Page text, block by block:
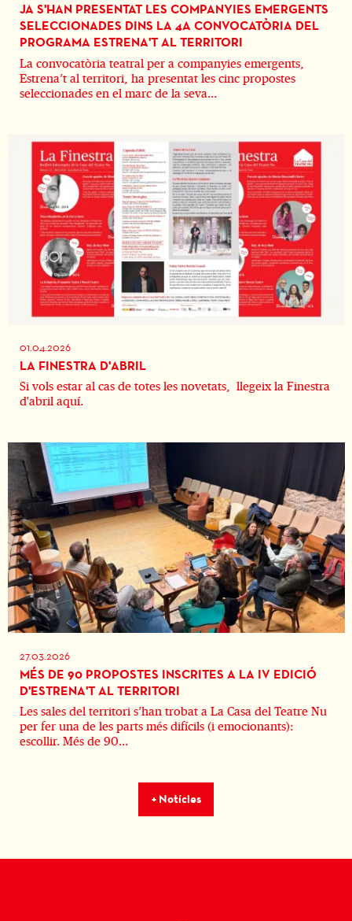
JA S'HAN PRESENTAT LES COMPANYIES EMERGENTS
SELECCIONADES DINS LA 4A CONVOCATÒRIA DEL
PROGRAMA ESTRENA'T AL TERRITORI
La convocatòria teatral per a companyies emergents,
Estrena’t al territori, ha presentat les cinc propostes
seleccionades en el marc de la seva...
01.04.2026
LA FINESTRA D'ABRIL
Si vols estar al cas de totes les novetats, llegeix la Finestra
d'abril aquí.
27.03.2026
MÉS DE 90 PROPOSTES INSCRITES A LA IV EDICIÓ
D'ESTRENA'T AL TERRITORI
Les sales del territori s’han trobat a La Casa del Teatre Nu
per fer una de les parts més difícils (i emocionants):
escollir. Més de 90...
+ Notícies